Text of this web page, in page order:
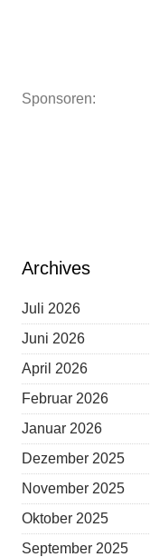
Sponsoren:
Archives
Juli 2026
Juni 2026
April 2026
Februar 2026
Januar 2026
Dezember 2025
November 2025
Oktober 2025
September 2025